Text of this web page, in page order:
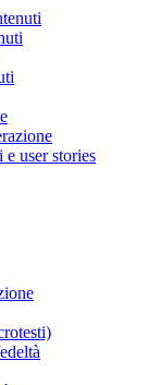
user stories